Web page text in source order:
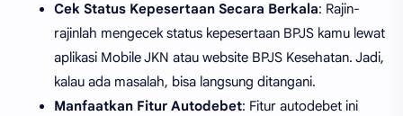
Cek Status Kepesertaan Secara Berkala: Rajin-
rajinlah mengecek status kepesertaan BPJS kamu lewat
aplikasi Mobile JKN atau website BPJS Kesehatan. Jadi,
kalau ada masalah, bisa langsung ditangani.
Manfaatkan Fitur Autodebet: Fitur autodebet ini